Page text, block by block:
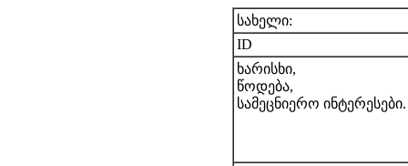
სახელი:
ID
ხარისხი,
წოდება,
სამეცნიერო ინტერესები.